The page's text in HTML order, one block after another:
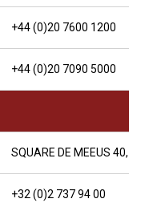
+44 (0)20 7600 1200
+44 (0)20 7090 5000
SQUARE DE MEEUS 40, 1000
+32 (0)2 737 94 00